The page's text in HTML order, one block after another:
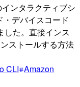
ンタラクティブシ
デバイスコード
した。直接インス
ストールする方法
CLI Amazon